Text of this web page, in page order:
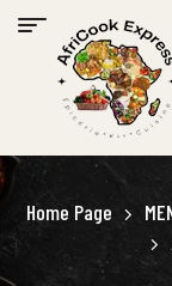
Home Page